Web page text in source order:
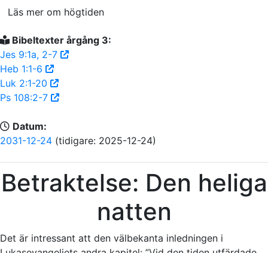
Läs mer om högtiden
Bibeltexter årgång 3:
Jes 9:1a, 2-7
Heb 1:1-6
Luk 2:1-20
Ps 108:2-7
Datum:
2031-12-24 (tidigare: 2025-12-24)
Betraktelse: Den heliga
natten
Det är intressant att den välbekanta inledningen i